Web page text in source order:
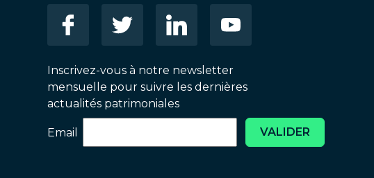
Inscrivez-vous à notre newsletter
mensuelle pour suivre les dernières
actualités patrimoniales
Email
VALIDER